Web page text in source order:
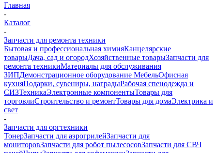
Главная
-
Каталог
-
Запчасти для ремонта техники
Бытовая и профессиональная химияКанцелярские
товарыДача, сад и огородХозяйственные товарыЗапчасти для
ремонта техникиМатериалы для обслуживания
ЗИПДемонстрационное оборудование МебельОфисная
кухняПодарки, сувениры, наградыРабочая спецодежда и
СИЗТехникаЭлектронные компонентыТовары для
торговлиСтроительство и ремонтТовары для домаЭлектрика и
свет
-
Запчасти для оргтехники
ТонерЗапчасти для аэрогрилейЗапчасти для
мониторовЗапчасти для робот пылесосовЗапчасти для СВЧ